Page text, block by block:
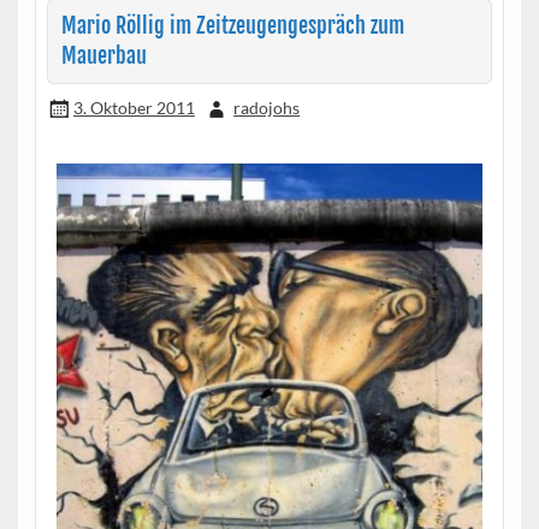
Mario Röllig im Zeitzeugengespräch zum
Mauerbau
3. Oktober 2011 radojohs